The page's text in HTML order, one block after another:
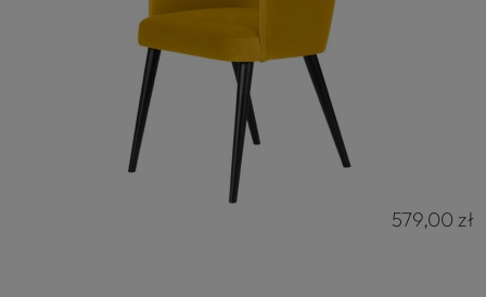
579,00 zł